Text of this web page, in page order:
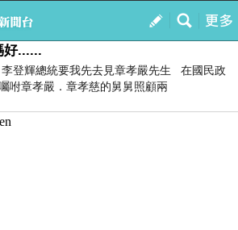
我的
好......
登輝總統要我先去見章孝嚴先生 在國民政
咐章孝嚴．章孝慈的舅舅照顧兩